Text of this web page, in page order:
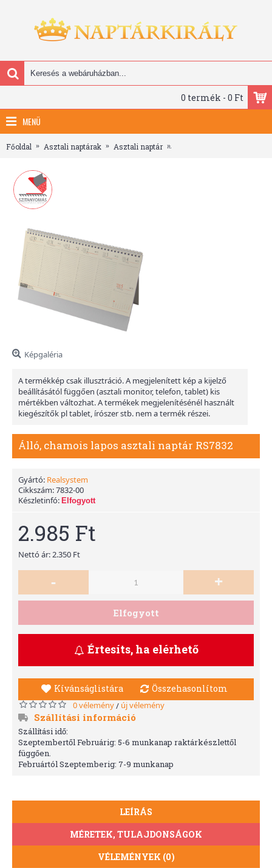
0 termék - 0 Ft
MENÜ
Főoldal Asztali naptárak Asztali naptár
Képgaléria
A termékkép csak illusztráció. A megjelenített kép a kijelző
beállításától függően (asztali monitor, telefon, tablet) kis
mértékben változhat. A termékek megjelenítésénél használt
kiegészítők pl tablet, írószer stb. nem a termék részei.
Álló, chamois lapos asztali naptár RS7832
Gyártó: Realsystem
Cikkszám:7832-00
Készletinfó: Elfogyott
2.985 Ft
Nettó ár: 2.350 Ft
- +
Elfogyott
Értesíts, ha elérhető
Kívánságlistára Összehasonlítom
0 vélemény/ új vélemény
Szállítási információ
Szállítási idő:
Szeptembertől Februárig: 5-6 munkanap raktárkészlettől
függően.
Februártól Szeptemberig: 7-9 munkanap
LEÍRÁS
MÉRETEK, TULAJDONSÁGOK
VÉLEMÉNYEK (0)